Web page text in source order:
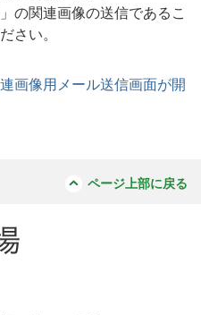
の関連画像の送信であるこ
さい。
画像用メール送信画面が開
ページ上部に戻る